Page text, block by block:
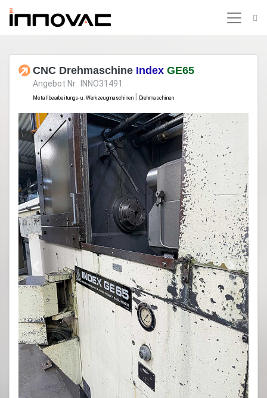
CNC Drehmaschine Index GE65
Angebot Nr. INNO31491
Metallbearbeitungs- u. Werkzeugmaschinen Drehmaschinen
Previous Next